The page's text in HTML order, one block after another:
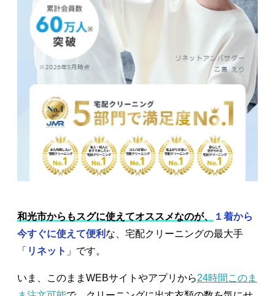
和光市からもスグに使えてオススメなのが、
１着から
今すぐに使えて便利 な、宅配クリーニングの最大手
「 リネット 」です。
いま、このままWEBサイトやアプリから24時間このま